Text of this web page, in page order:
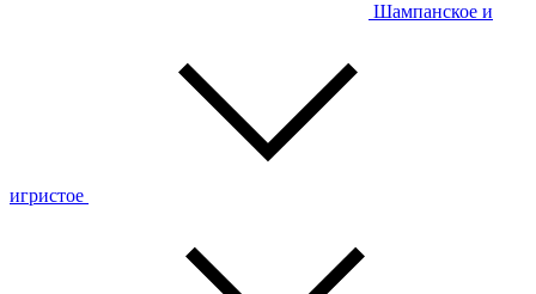
Шампанское и
игристое